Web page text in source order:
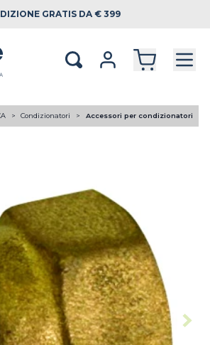
GRATIS DA € 399
Condizionatori Accessori per condizionatori